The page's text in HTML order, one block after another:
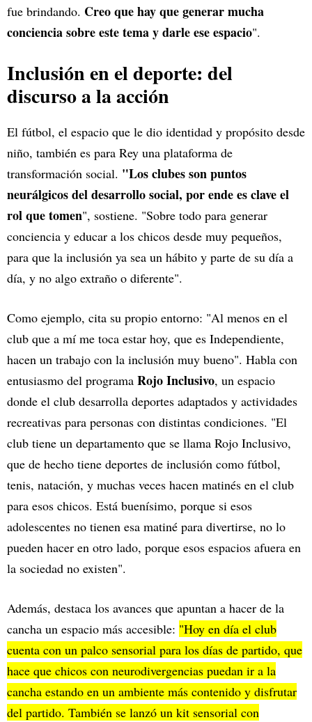
fue brindando. Creo que hay que generar mucha
conciencia sobre este tema y darle ese espacio".
Inclusión en el deporte: del
discurso a la acción
El fútbol, el espacio que le dio identidad y propósito desde
niño, también es para Rey una plataforma de
transformación social. "Los clubes son puntos
neurálgicos del desarrollo social, por ende es clave el
rol que tomen", sostiene. "Sobre todo para generar
conciencia y educar a los chicos desde muy pequeños,
para que la inclusión ya sea un hábito y parte de su día a
día, y no algo extraño o diferente".
Como ejemplo, cita su propio entorno: "Al menos en el
club que a mí me toca estar hoy, que es Independiente,
hacen un trabajo con la inclusión muy bueno". Habla con
entusiasmo del programa Rojo Inclusivo, un espacio
donde el club desarrolla deportes adaptados y actividades
recreativas para personas con distintas condiciones. "El
club tiene un departamento que se llama Rojo Inclusivo,
que de hecho tiene deportes de inclusión como fútbol,
tenis, natación, y muchas veces hacen matinés en el club
para esos chicos. Está buenísimo, porque si esos
adolescentes no tienen esa matiné para divertirse, no lo
pueden hacer en otro lado, porque esos espacios afuera en
la sociedad no existen".
Además, destaca los avances que apuntan a hacer de la
cancha un espacio más accesible: "Hoy en día el club
cuenta con un palco sensorial para los días de partido, que
hace que chicos con neurodivergencias puedan ir a la
cancha estando en un ambiente más contenido y disfrutar
del partido. También se lanzó un kit sensorial con